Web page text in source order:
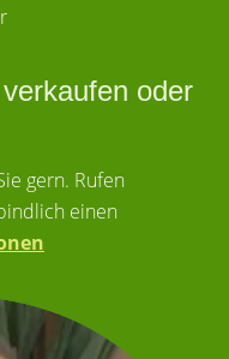
oder
gern. Rufen
einen